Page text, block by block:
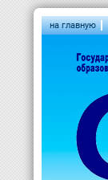
на главную